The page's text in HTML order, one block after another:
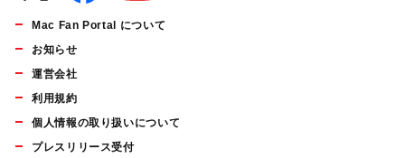
Mac Fan Portal について
お知らせ
運営会社
利用規約
個人情報の取り扱いについて
プレスリリース受付